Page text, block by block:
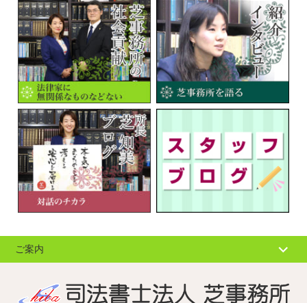
ご案内